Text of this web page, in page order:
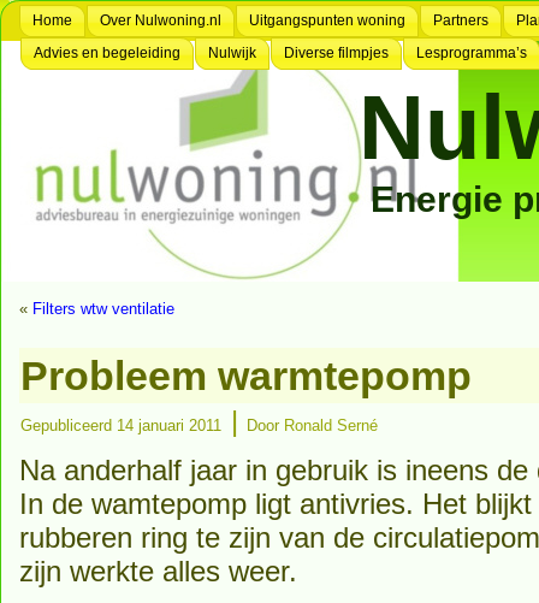
Home Over Nulwoning.nl Uitgangspunten woning Partners
Advies en begeleiding
Nulwijk Diverse filmpjes Lesprogramma’s
Energie
« Filters wtw ventilatie
Probleem warmtepomp
Gepubliceerd 14 januari 2011 | Door Ronald Serné
Na anderhalf jaar in gebruik is ineens
In de wamtepomp ligt antivries. Het
rubberen ring te zijn van de
zijn werkte alles weer.